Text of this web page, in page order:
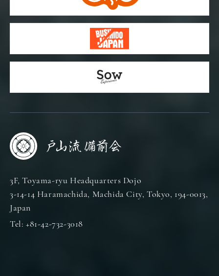
3F, Toyama-ryu Headquarters Dojo
3-14-14 Haramachida, Machida City, Tokyo, 194-0013,
Japan
Tel: +81-42-732-3018